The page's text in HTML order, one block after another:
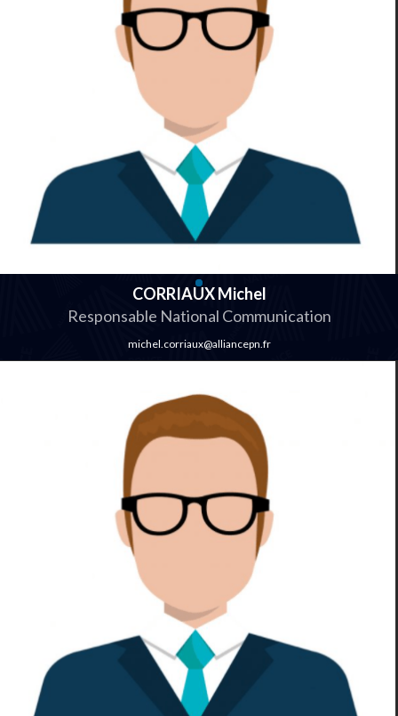
CORRIAUX Michel
Responsable National Communication
michel.corriaux@alliancepn.fr